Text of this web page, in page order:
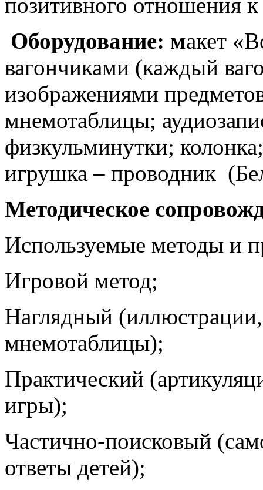
позитивного отношения
Оборудование: макет
вагончиками (каждый
изображениями
мнемотаблицы;
физкульминутки;
игрушка – проводник
Методическое
Используемые методы и
Игровой метод;
Наглядный
мнемотаблицы);
Практический
игры);
Частично-поисковый
ответы детей);